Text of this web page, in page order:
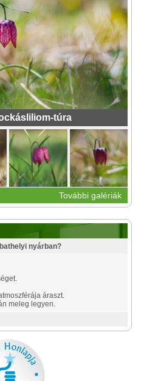
túra
További galériák
nyárban?
áraszt.
meleg legyen.